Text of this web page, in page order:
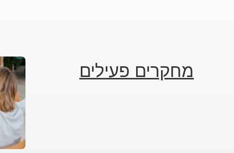
מחקרים פעילים